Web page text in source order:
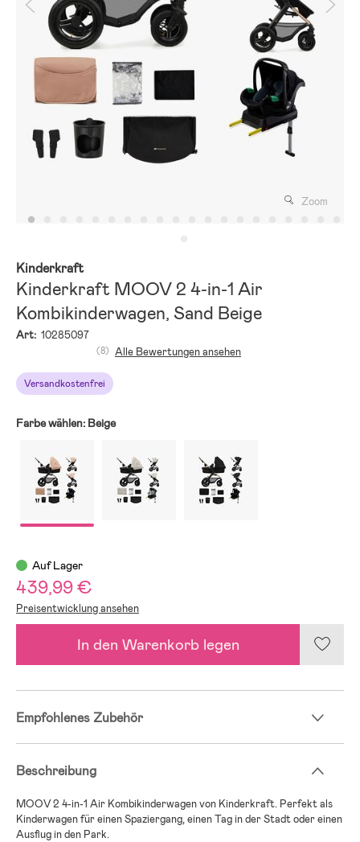
Zoom
Kinderkraft
Kinderkraft MOOV 2 4-in-1 Air
Kombikinderwagen, Sand Beige
Art: 10285097
Versandkostenfrei
(8) Alle Bewertungen ansehen
Farbe wählen: Beige
Auf Lager
439,99 €
Preisentwicklung ansehen
In den Warenkorb legen
Empfohlenes Zubehör
Beschreibung
MOOV 2 4-in-1 Air Kombikinderwagen von Kinderkraft. Perfekt als
Kinderwagen für einen Spaziergang, einen Tag in der Stadt oder einen
Ausflug in den Park.